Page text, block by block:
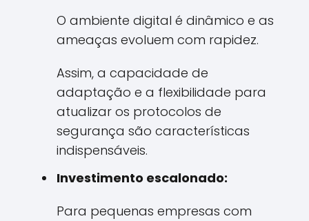
O ambiente digital é dinâmico e as
ameaças evoluem com rapidez.
Assim, a capacidade de
adaptação e a flexibilidade para
atualizar os protocolos de
segurança são características
indispensáveis.
Investimento escalonado:
Para pequenas empresas com